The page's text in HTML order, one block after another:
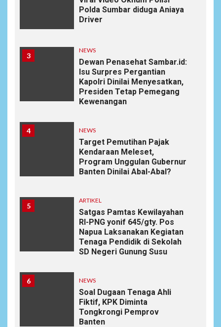
Polda Sumbar diduga Aniaya
Driver
3
NEWS
Dewan Penasehat Sambar.id:
Isu Surpres Pergantian
Kapolri Dinilai Menyesatkan,
Presiden Tetap Pemegang
Kewenangan
4 NEWS
Target Pemutihan Pajak
Kendaraan Meleset,
Program Unggulan Gubernur
Banten Dinilai Abal-Abal?
5
ARTIKEL
Satgas Pamtas Kewilayahan
RI-PNG yonif 645/gty. Pos
Napua Laksanakan Kegiatan
Tenaga Pendidik di Sekolah
SD Negeri Gunung Susu
6 NEWS
Soal Dugaan Tenaga Ahli
Fiktif, KPK Diminta
Tongkrongi Pemprov
Banten